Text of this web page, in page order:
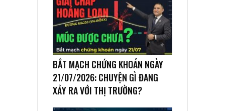
BẮT MẠCH CHỨNG KHOÁN NGÀY
21/07/2026: CHUYỆN GÌ ĐANG
XẢY RA VỚI THỊ TRƯỜNG?